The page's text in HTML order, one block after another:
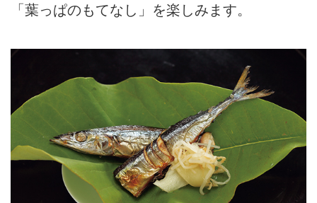
「葉っぱのもてなし」を楽しみます。